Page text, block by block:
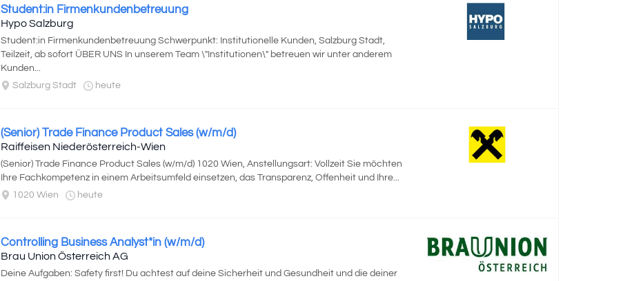
Student:in Firmenkundenbetreuung
Hypo Salzburg
Student:in Firmenkundenbetreuung Schwerpunkt: Institutionelle Kunden, Salzburg Stadt,
Teilzeit, ab sofort ÜBER UNS In unserem Team \"Institutionen\" betreuen wir unter anderem
Kunden...
Salzburg Stadt
heute
(Senior) Trade Finance Product Sales (w/m/d)
Raiffeisen Niederösterreich-Wien
(Senior) Trade Finance Product Sales (w/m/d) 1020 Wien, Anstellungsart: Vollzeit Sie möchten
Ihre Fachkompetenz in einem Arbeitsumfeld einsetzen, das Transparenz, Offenheit und Ihre...
1020 Wien
heute
Controlling Business Analyst*in (w/m/d)
Brau Union Österreich AG
Deine Aufgaben: Safety first! Du achtest auf deine Sicherheit und Gesundheit und die deiner